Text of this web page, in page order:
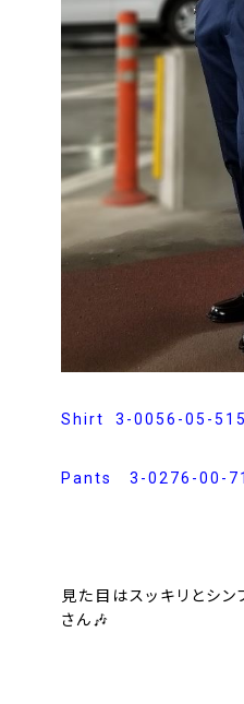
Shirt 3-0056-05-515
Pants 3-0276-00-
見た目はスッキリとシ
さん🎶